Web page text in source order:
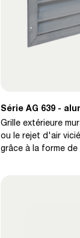
Série AG 639 -
Grille extérieure
ou le rejet d'air
grâce à la forme